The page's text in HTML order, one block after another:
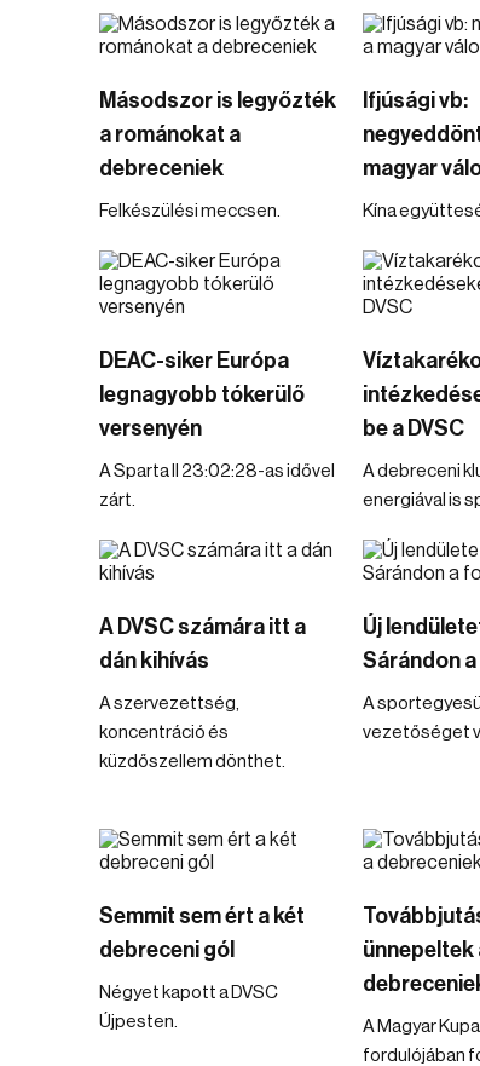
Másodszor is legyőzték
a románokat a
debreceniek
Felkészülési meccsen.
Ifjúsági vb:
magyar
Kína
DEAC-siker Európa
legnagyobb tókerülő
versenyén
A Sparta II 23:02:28-as idővel
zárt.
be a DVSC
A debreceni
energiával is
A DVSC számára itt a
dán kihívás
A szervezettség,
koncentráció és
küzdőszellem dönthet.
Új
Sárándon
A
vezetőséget
Semmit sem ért a két
debreceni gól
Négyet kapott a DVSC
Újpesten.
ünnepeltek
A Magyar
fordulójában